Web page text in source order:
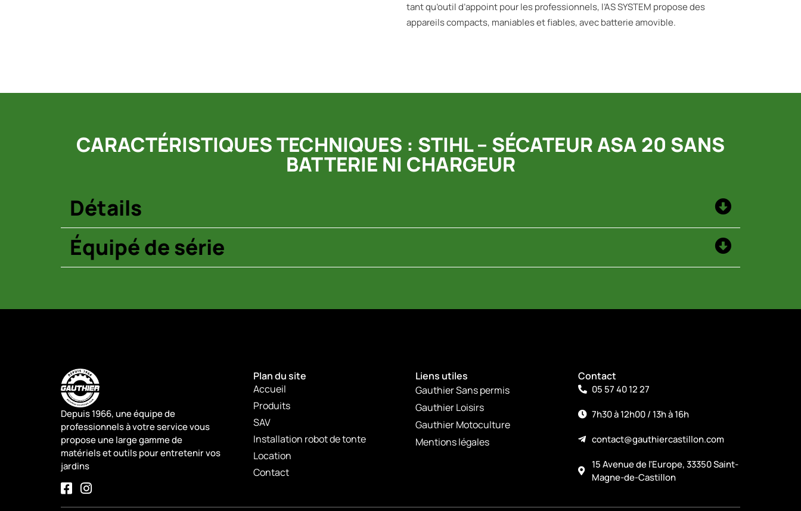
tant qu’outil d’appoint pour les professionnels, l’AS SYSTEM propose des
appareils compacts, maniables et fiables, avec batterie amovible.
CARACTÉRISTIQUES TECHNIQUES : STIHL – SÉCATEUR ASA 20 SANS
BATTERIE NI CHARGEUR
Détails
Équipé de série
Depuis 1966, une équipe de
professionnels à votre service vous
propose une large gamme de
matériels et outils pour entretenir vos
jardins
Plan du site
Accueil
Produits
SAV
Installation robot de tonte
Location
Contact
Liens utiles
Gauthier Sans permis
Gauthier Loisirs
Gauthier Motoculture
Mentions légales
Contact
05 57 40 12 27
7h30 à 12h00 / 13h à 16h
contact@gauthiercastillon.com
15 Avenue de l'Europe, 33350 Saint-
Magne-de-Castillon